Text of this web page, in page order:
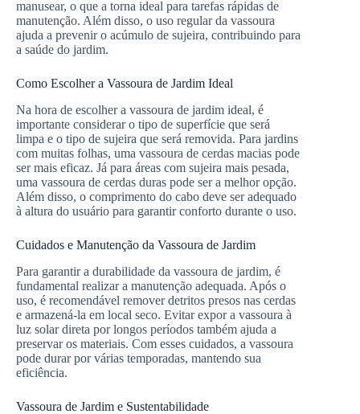
manusear, o que a torna ideal para tarefas rápidas de
manutenção. Além disso, o uso regular da vassoura
ajuda a prevenir o acúmulo de sujeira, contribuindo para
a saúde do jardim.
Como Escolher a Vassoura de Jardim Ideal
Na hora de escolher a vassoura de jardim ideal, é
importante considerar o tipo de superfície que será
limpa e o tipo de sujeira que será removida. Para jardins
com muitas folhas, uma vassoura de cerdas macias pode
ser mais eficaz. Já para áreas com sujeira mais pesada,
uma vassoura de cerdas duras pode ser a melhor opção.
Além disso, o comprimento do cabo deve ser adequado
à altura do usuário para garantir conforto durante o uso.
Cuidados e Manutenção da Vassoura de Jardim
Para garantir a durabilidade da vassoura de jardim, é
fundamental realizar a manutenção adequada. Após o
uso, é recomendável remover detritos presos nas cerdas
e armazená-la em local seco. Evitar expor a vassoura à
luz solar direta por longos períodos também ajuda a
preservar os materiais. Com esses cuidados, a vassoura
pode durar por várias temporadas, mantendo sua
eficiência.
Vassoura de Jardim e Sustentabilidade